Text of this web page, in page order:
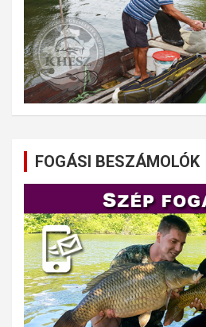
FOGÁSI BESZÁMOLÓK